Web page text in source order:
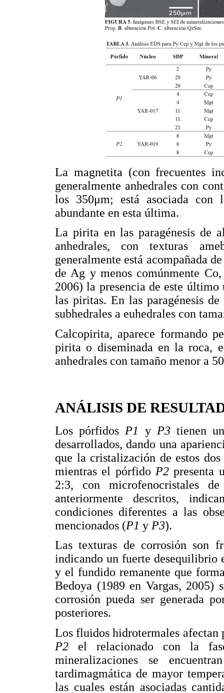
La magnetita (con frecuentes
generalmente anhedrales con
los 350μm; está asociada con
abundante en esta última.
La pirita en las paragénesis de
anhedrales, con texturas
generalmente está acompañada
de Ag y menos comúnmente
2006) la presencia de este
las piritas. En las paragénesis
subhedrales a euhedrales con
Calcopirita, aparece formando
pirita o diseminada en la roca,
anhedrales con tamaño menor a
ANÁLISIS DE
Los pórfidos P1 y P3tienen
desarrollados, dando una
que la cristalización de estos
mientras el pórfido P2presenta
2:3, con microfenocristales
anteriormente descritos,
condiciones diferentes a las
mencionados (P1 y P3).
Las texturas de corrosión son
indicando un fuerte desequilibrio
y el fundido remanente que
Bedoya (1989 en Vargas, 2005)
corrosión pueda ser generada
posteriores.
Los fluidos hidrotermales
P2 el relacionado con la
mineralizaciones se
tardimagmática de mayor
las cuales están asociadas